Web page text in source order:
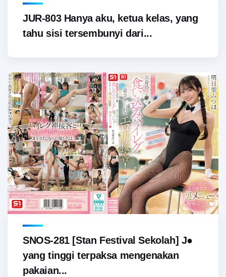
JUR-803 Hanya aku, ketua kelas, yang
tahu sisi tersembunyi dari...
SNOS-281 [Stan Festival Sekolah] J●
yang tinggi terpaksa mengenakan
pakaian...